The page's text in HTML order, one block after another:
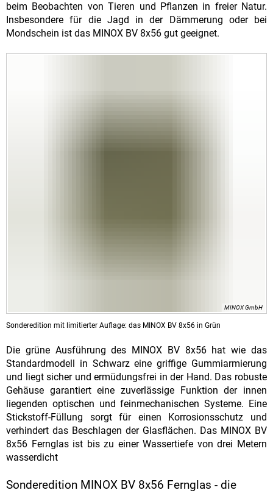
beim Beobachten von Tieren und Pflanzen in freier Natur.
Insbesondere für die Jagd in der Dämmerung oder bei
Mondschein ist das MINOX BV 8x56 gut geeignet.
MINOX GmbH
Sonderedition mit limitierter Auflage: das MINOX BV 8x56 in Grün
Die grüne Ausführung des MINOX BV 8x56 hat wie das
Standardmodell in Schwarz eine griffige Gummiarmierung
und liegt sicher und ermüdungsfrei in der Hand. Das robuste
Gehäuse garantiert eine zuverlässige Funktion der innen
liegenden optischen und feinmechanischen Systeme. Eine
Stickstoff-Füllung sorgt für einen Korrosionsschutz und
verhindert das Beschlagen der Glasflächen. Das MINOX BV
8x56 Fernglas ist bis zu einer Wassertiefe von drei Metern
wasserdicht
Sonderedition MINOX BV 8x56 Fernglas - die